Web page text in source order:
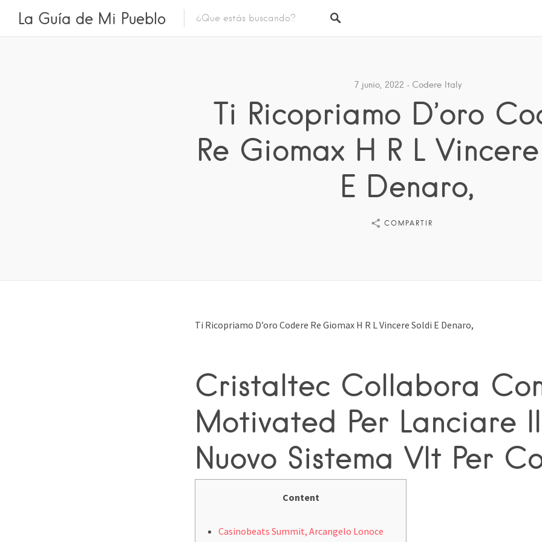
La Guía de Mi Pueblo
7 junio, 2022 Codere Italy
Ti Ricopriamo D’oro
Re Giomax H R L
E Denaro,
COMPARTIR
Ti Ricopriamo D’oro Codere Re Giomax H R L Vincere Soldi E Denaro,
Cristaltec Collabora
Motivated Per Lanciare Il
Nuovo Sistema Vlt Per
Content
Casinobeats Summit, Arcangelo Lonoce